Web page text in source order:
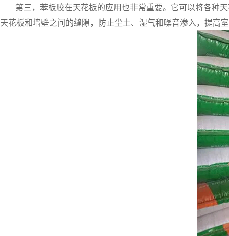
第三，苯板胶在天花板的应用也非常重要。它可以将各种
天花板和墙壁之间的缝隙，防止尘土、湿气和噪音渗入，提高